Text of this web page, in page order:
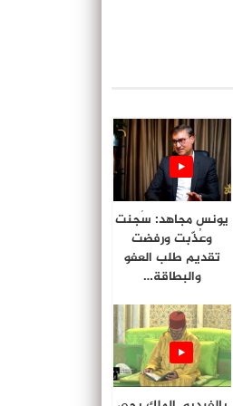
يونس مجاهد: سُجنت
وعُذّبت ورفضت
تقديم طلب العفو
والبطاقة…